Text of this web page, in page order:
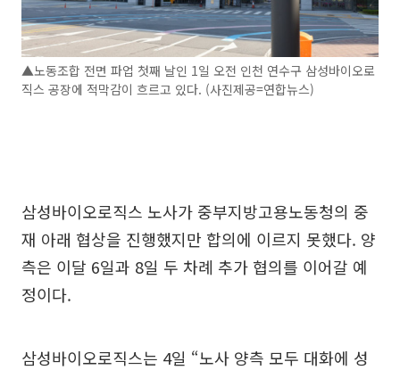
▲노동조합 전면 파업 첫째 날인 1일 오전 인천 연수구 삼성바이오로
직스 공장에 적막감이 흐르고 있다. (사진제공=연합뉴스)
삼성바이오로직스 노사가 중부지방고용노동청의 중
재 아래 협상을 진행했지만 합의에 이르지 못했다. 양
측은 이달 6일과 8일 두 차례 추가 협의를 이어갈 예
정이다.
삼성바이오로직스는 4일 “노사 양측 모두 대화에 성